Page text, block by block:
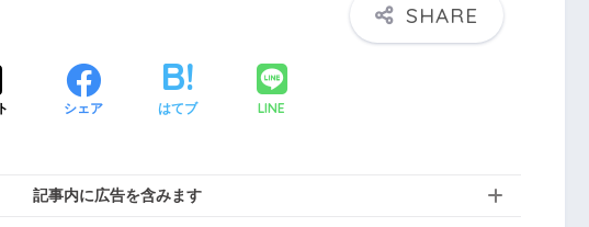
シェア はてブ LINE
記事内に広告を含みます